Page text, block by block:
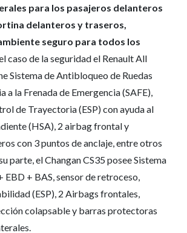
para los pasajeros delanteros
delanteros y traseros,
seguro para todos los
caso de la seguridad el Renault All
Sistema de Antibloqueo de Ruedas
a la Frenada de Emergencia (SAFE),
de Trayectoria (ESP) con ayuda al
(HSA), 2 airbag frontal y
con 3 puntos de anclaje, entre otros
parte, el Changan CS35 posee Sistema
EBD + BAS, sensor de retroceso,
(ESP), 2 Airbags frontales,
colapsable y barras protectoras